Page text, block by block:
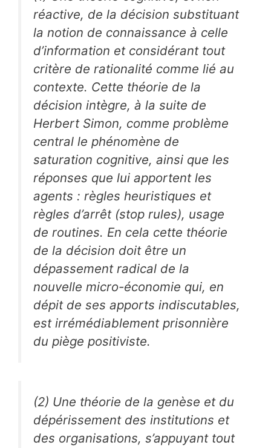
réactive, de la décision substituant
la notion de connaissance à celle
d’information et considérant tout
critère de rationalité comme lié au
contexte. Cette théorie de la
décision intègre, à la suite de
Herbert Simon, comme problème
central le phénomène de
saturation cognitive, ainsi que les
réponses que lui apportent les
agents : règles heuristiques et
règles d’arrêt (stop rules), usage
de routines. En cela cette théorie
de la décision doit être un
dépassement radical de la
nouvelle micro-économie qui, en
dépit de ses apports indiscutables,
est irrémédiablement prisonnière
du piège positiviste.
(2) Une théorie de la genèse et du
dépérissement des institutions et
des organisations, s’appuyant tout